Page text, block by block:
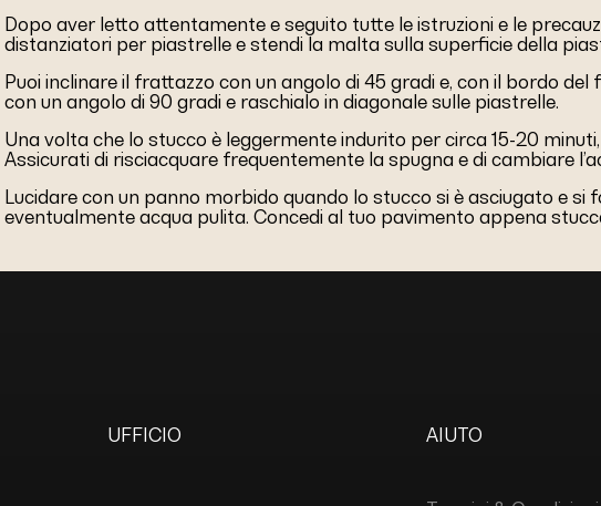
Dopo aver letto attentamente e seguito tutte le istruzioni e le
distanziatori per piastrelle e stendi la malta sulla superficie della
Puoi inclinare il frattazzo con un angolo di 45 gradi e, con il bordo
con un angolo di 90 gradi e raschialo in diagonale sulle piastrelle.
Una volta che lo stucco è leggermente indurito per circa 15-20
Assicurati di risciacquare frequentemente la spugna e di cambiare
Lucidare con un panno morbido quando lo stucco si è asciugato e
eventualmente acqua pulita. Concedi al tuo pavimento appena
UFFICIO AIUTO